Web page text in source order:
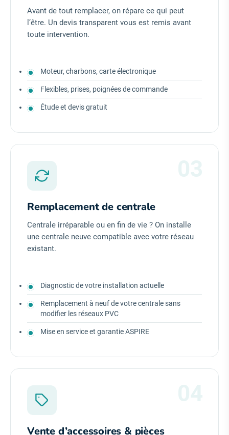
Avant de tout remplacer, on répare ce qui peut
l’être. Un devis transparent vous est remis avant
toute intervention.
Moteur, charbons, carte électronique
Flexibles, prises, poignées de commande
Étude et devis gratuit
Remplacement de centrale
Centrale irréparable ou en fin de vie ? On installe
une centrale neuve compatible avec votre réseau
existant.
Diagnostic de votre installation actuelle
Remplacement à neuf de votre centrale sans
modifier les réseaux PVC
Mise en service et garantie ASPIRE
Vente d’accessoires & pièces